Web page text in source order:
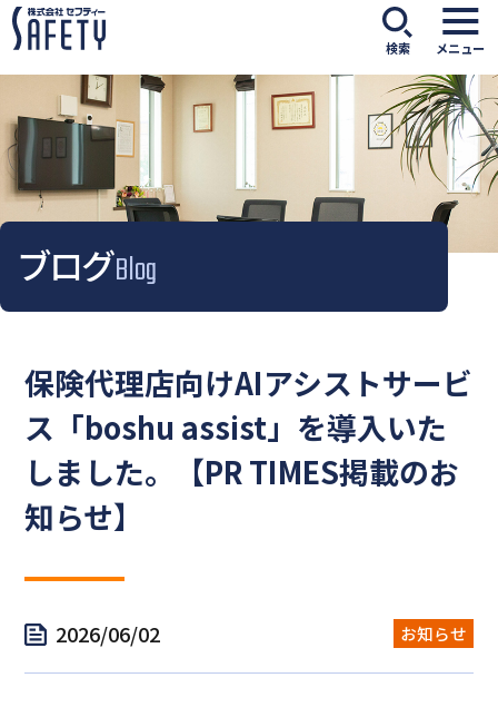
検索 メニュー
ブログBlog
保険代理店向けAIアシストサービ
ス「boshu assist」を導入いた
しました。【PR TIMES掲載のお
知らせ】
2026/06/02 お知らせ